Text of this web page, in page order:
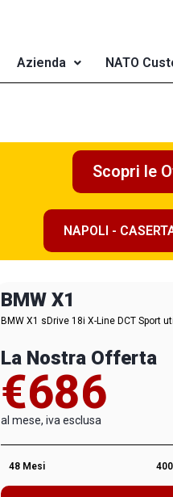
Azienda NATO
Scopri le
NAPOLI -
BMW X1
BMW X1 sDrive 18i X-Line DCT Sport
La Nostra Offerta
€686
al mese, iva esclusa
48 Mesi